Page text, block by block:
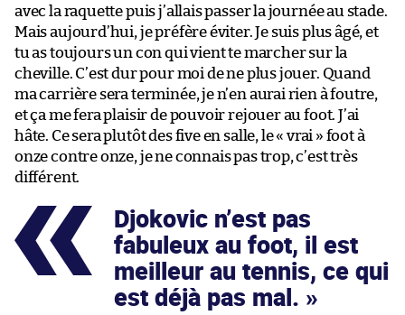
avec la raquette puis j’allais passer la journée au stade.
Mais aujourd’hui, je préfère éviter. Je suis plus âgé, et
tu as toujours un con qui vient te marcher sur la
cheville. C’est dur pour moi de ne plus jouer. Quand
ma carrière sera terminée, je n’en aurai rien à foutre,
et ça me fera plaisir de pouvoir rejouer au foot. J’ai
hâte. Ce sera plutôt des five en salle, le « vrai » foot à
onze contre onze, je ne connais pas trop, c’est très
différent.
Djokovic n’est pas
fabuleux au foot, il est
meilleur au tennis, ce qui
est déjà pas mal.